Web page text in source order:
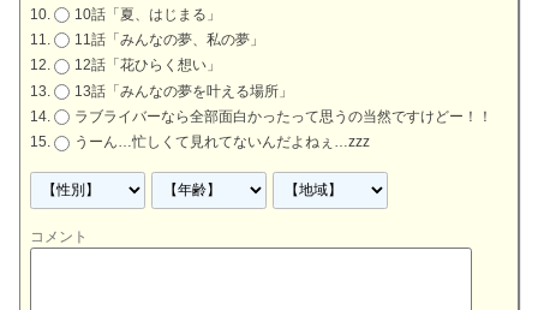
10話「夏、はじまる」
11話「みんなの夢、私の夢」
12話「花ひらく想い」
13話「みんなの夢を叶える場所」
ラブライバーなら全部面白かったって思うの当然ですけどー！！
うーん…忙しくて見れてないんだよねぇ…zzz
コメント